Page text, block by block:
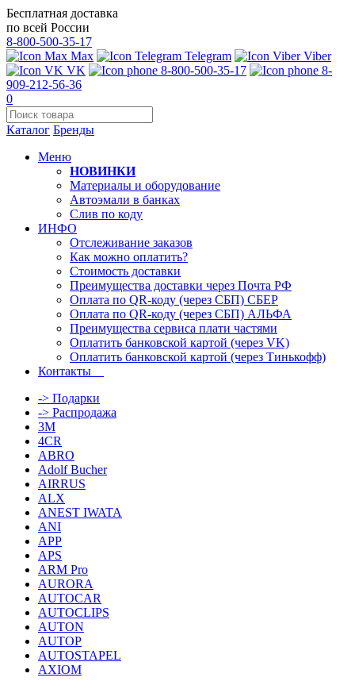
Бесплатная доставка
по всей России
8-800-500-35-17
Max
Telegram
Viber
VK
8-800-500-35-17
8-
909-212-56-36
0
Каталог Бренды
Меню
НОВИНКИ
Материалы и оборудование
Автоэмали в банках
Слив по коду
ИНФО
Отслеживание заказов
Как можно оплатить?
Стоимость доставки
Преимущества доставки через Почта РФ
Оплата по QR-коду (через СБП) СБЕР
Оплата по QR-коду (через СБП) АЛЬФА
Преимущества сервиса плати частями
Оплатить банковской картой (через VK)
Оплатить банковской картой (через Тинькофф)
Контакты
-> Подарки
-> Распродажа
3M
4CR
ABRO
Adolf Bucher
AIRRUS
ALX
ANEST IWATA
ANI
APP
APS
ARM Pro
AURORA
AUTOCAR
AUTOCLIPS
AUTON
AUTOP
AUTOSTAPEL
AXIOM